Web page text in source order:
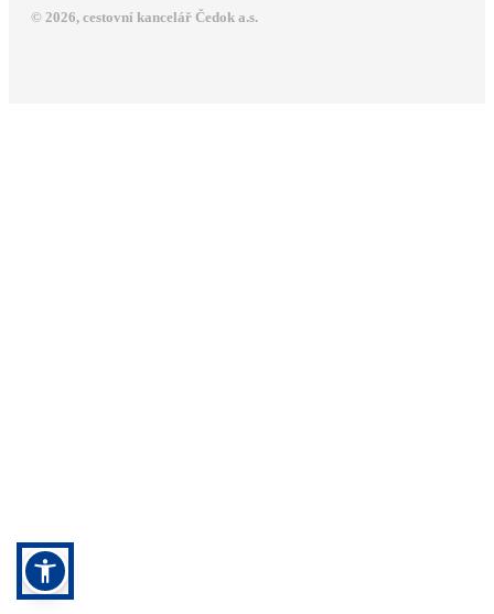
© 2026, cestovní kancelář Čedok a.s.